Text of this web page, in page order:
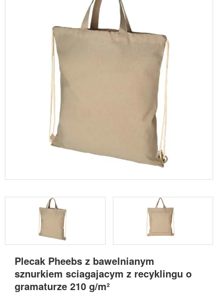
Plecak Pheebs z bawelnianym
sznurkiem sciagajacym z recyklingu o
gramaturze 210 g/m²